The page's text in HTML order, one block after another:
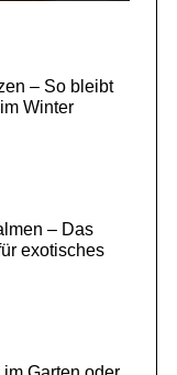
– So bleibt
Winter
– Das
exotisches